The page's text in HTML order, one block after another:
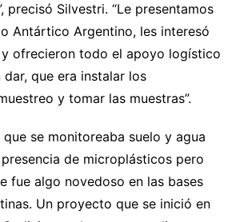
precisó Silvestri. “Le presentamos
Antártico Argentino, les interesó
ofrecieron todo el apoyo logístico
que era instalar los
y tomar las muestras”.
se monitoreaba suelo y agua
de microplásticos pero
fue algo novedoso en las bases
Un proyecto que se inició en